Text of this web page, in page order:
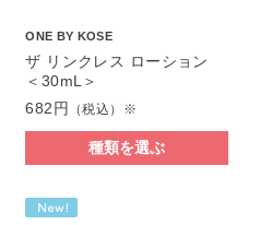
ONE BY KOSE
ザ リンクレス ローション
＜30mL＞
682円
（税込）※
種類を選ぶ